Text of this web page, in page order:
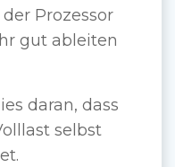
Prozessor
gut ableiten
daran, dass
selbst